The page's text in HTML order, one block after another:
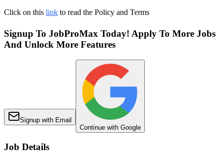
Click on this link to read the Policy and Terms
Signup To JobProMax Today! Apply To More Jobs
And Unlock More Features
Signup with Email
Continue with Google
Job Details